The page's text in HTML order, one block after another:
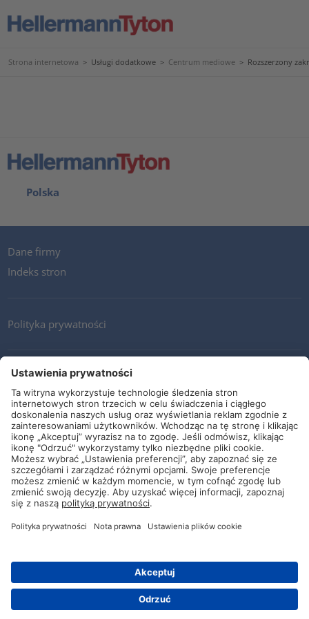
Strona internetowa > Usługi dodatkowe > Centrum mediowe > Rozszerzony
Polska
Dane firmy
Indeks stron
Polityka prywatności
Kontakt
Newsletter
Ogólne warunki i dostawy
Wytyczne i zobowiązania
Media społecznościowe
© HellermannTyton 2026 (v4.312.3) |
Update: 01/08/2026
|
Kontakt